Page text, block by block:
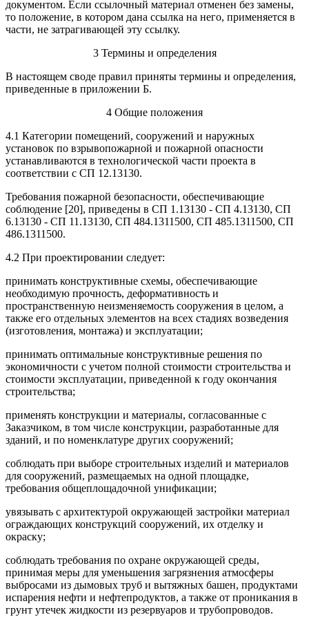
документом. Если ссылочный материал отменен без замены,
то положение, в котором дана ссылка на него, применяется в
части, не затрагивающей эту ссылку.
3 Термины и определения
В настоящем своде правил приняты термины и определения,
приведенные в приложении Б.
4 Общие положения
4.1 Категории помещений, сооружений и наружных
установок по взрывопожарной и пожарной опасности
устанавливаются в технологической части проекта в
соответствии с СП 12.13130.
Требования пожарной безопасности, обеспечивающие
соблюдение [20], приведены в СП 1.13130 - СП 4.13130, СП
6.13130 - СП 11.13130, СП 484.1311500, СП 485.1311500, СП
486.1311500.
4.2 При проектировании следует:
принимать конструктивные схемы, обеспечивающие
необходимую прочность, деформативность и
пространственную неизменяемость сооружения в целом, а
также его отдельных элементов на всех стадиях возведения
(изготовления, монтажа) и эксплуатации;
принимать оптимальные конструктивные решения по
экономичности с учетом полной стоимости строительства и
стоимости эксплуатации, приведенной к году окончания
строительства;
применять конструкции и материалы, согласованные с
Заказчиком, в том числе конструкции, разработанные для
зданий, и по номенклатуре других сооружений;
соблюдать при выборе строительных изделий и материалов
для сооружений, размещаемых на одной площадке,
требования общеплощадочной унификации;
увязывать с архитектурой окружающей застройки материал
ограждающих конструкций сооружений, их отделку и
окраску;
соблюдать требования по охране окружающей среды,
принимая меры для уменьшения загрязнения атмосферы
выбросами из дымовых труб и вытяжных башен, продуктами
испарения нефти и нефтепродуктов, а также от проникания в
грунт утечек жидкости из резервуаров и трубопроводов.